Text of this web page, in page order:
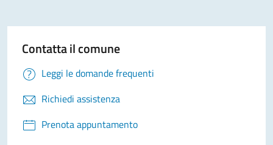
Contatta il comune
Leggi le domande frequenti
Richiedi assistenza
Prenota appuntamento